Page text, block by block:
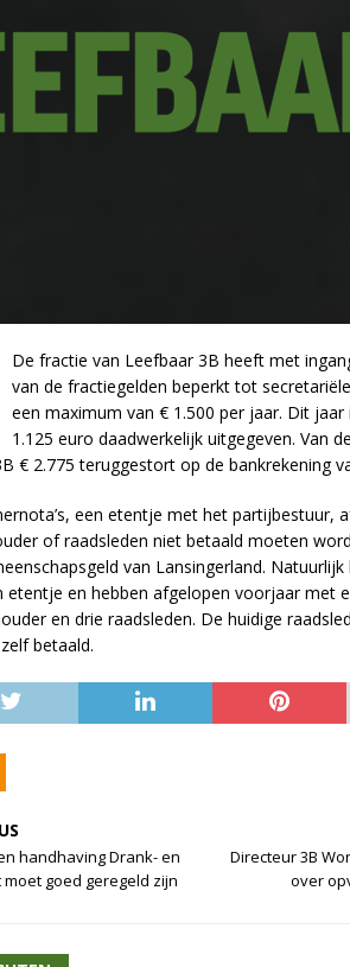
De fractie van Leefbaar 3B heeft met
van de fractiegelden beperkt tot
een maximum van € 1.500 per jaar. Dit
1.125 euro daadwerkelijk uitgegeven. Van
€ 2.775 teruggestort op de bankrekening
een etentje met het partijbestuur,
of raadsleden niet betaald moeten
van Lansingerland.
etentje en hebben afgelopen voorjaar met
en drie raadsleden. De huidige
betaald.
handhaving Drank- en
goed geregeld zijn
Directeur 3B
over